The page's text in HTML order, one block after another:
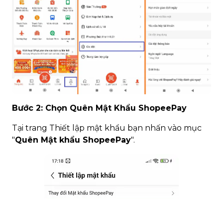
Bước 2: Chọn Quên Mật Khẩu ShopeePay
Tại trang Thiết lập mật khẩu bạn nhấn vào mục
"Quên Mật khẩu ShopeePay".